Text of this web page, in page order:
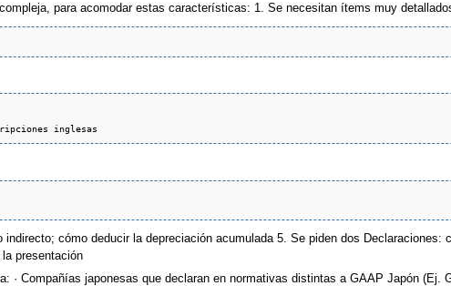
para acomodar estas características: 1. Se necesitan ítems muy
cómo deducir la depreciación acumulada 5. Se piden dos Declaraciones:
presentación
· Compañías japonesas que declaran en normativas distintas a GAAP Japón (Ej.